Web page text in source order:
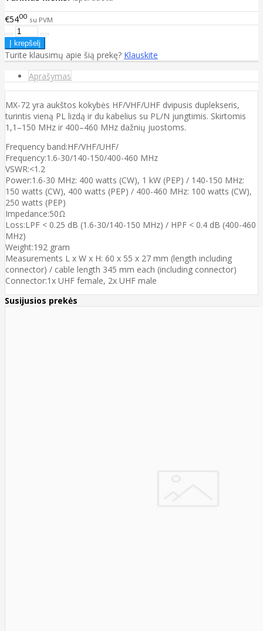
€5400 su PVM
Turite klausimų apie šią prekę? Klauskite
Aprašymas
MX-72 yra aukštos kokybės HF/VHF/UHF dvipusis duplekseris,
turintis vieną PL lizdą ir du kabelius su PL/N jungtimis. Skirtomis
1,1–150 MHz ir 400–460 MHz dažnių juostoms.
Frequency band:HF/VHF/UHF/
Frequency:1.6-30/140-150/400-460 MHz
VSWR:<1.2
Power:1.6-30 MHz: 400 watts (CW), 1 kW (PEP) / 140-150 MHz:
150 watts (CW), 400 watts (PEP) / 400-460 MHz: 100 watts (CW),
250 watts (PEP)
Impedance:50Ω
Loss:LPF < 0.25 dB (1.6-30/140-150 MHz) / HPF < 0.4 dB (400-460
MHz)
Weight:192 gram
Measurements L x W x H: 60 x 55 x 27 mm (length including
connector) / cable length 345 mm each (including connector)
Connector:1x UHF female, 2x UHF male
Susijusios prekės